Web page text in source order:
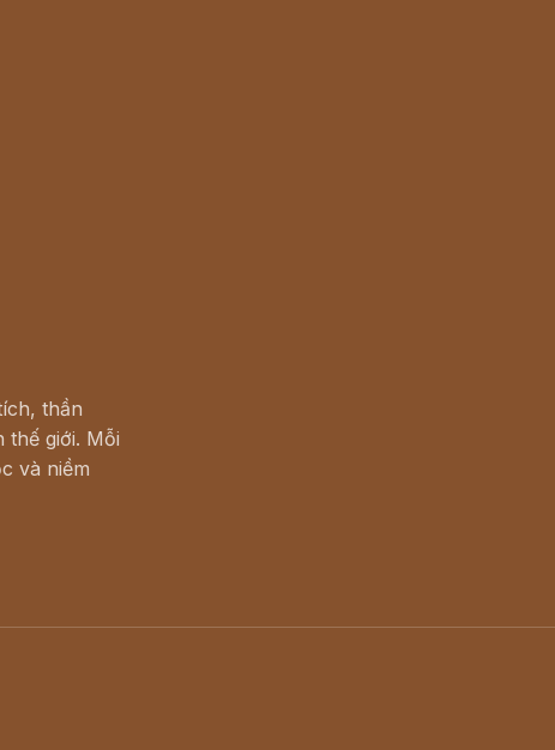
thần
giới. Mỗi
và niềm